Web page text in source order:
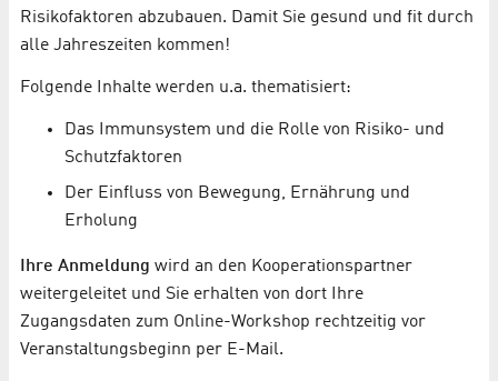
Risikofaktoren abzubauen. Damit Sie gesund und fit durch
alle Jahreszeiten kommen!
Folgende Inhalte werden u.a. thematisiert:
Das Immunsystem und die Rolle von Risiko- und
Schutzfaktoren
Der Einfluss von Bewegung, Ernährung und
Erholung
Ihre Anmeldung wird an den Kooperationspartner
weitergeleitet und Sie erhalten von dort Ihre
Zugangsdaten zum Online-Workshop rechtzeitig vor
Veranstaltungsbeginn per E-Mail.